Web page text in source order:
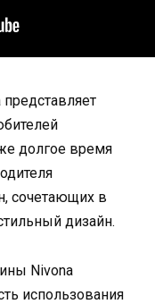
долгое время
сочетающих в
дизайн.
Nivona
использования